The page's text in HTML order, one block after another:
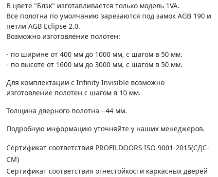
В цвете "Блэк" изготавливается только модель 1VA.
Все полотна по умолчанию зарезаются под замок AGB 190 и
петли AGB Eclipse 2.0.
Возможно изготовление полотен:
- по ширине от 400 мм до 1000 мм, с шагом в 50 мм.
- по высоте от 1600 мм до 3000 мм, с шагом в 50 мм.
Для комплектации с Infinity Invisible возможно
изготовление полотен с шагом в 10 мм.
Толщина дверного полотна - 44 мм.
Подробную информацию уточняйте у наших менеджеров.
Сертификат соответствия PROFILDOORS ISO 9001-2015(СДС-
СМ)
Сертификат соответствия огнестойкости каркасных дверей